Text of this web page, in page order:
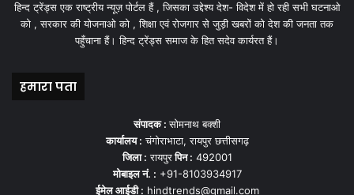
हिन्द ट्रेंड्स एक राष्ट्रीय न्यूज़ पोर्टल हैं , जिसका उद्देश्य देश- विदेश में हो रही सभी घटनाओ
को , सरकार की योजनाओ को , शिक्षा एवं रोजगार से जुड़ी खबरों को देश की जनता तक
पहुँचाना हैं। हिन्द ट्रेंड्स समाज के हित सदेव कार्यरत हैं।
हमारा पता
संपादक :सोमनाथ बक्शी
कार्यालय : चंगोराभाटा, रायपुर छत्तीसगढ़
जिला : रायपुरपिन : 492001
मोबाइल नं. : +91-8103934917
ईमेल आईडी : hindtrends@gmail.com